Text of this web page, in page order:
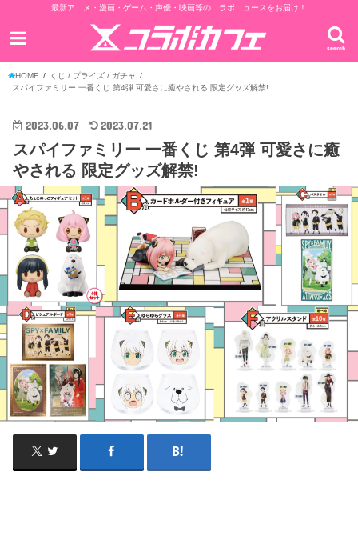
最新アニメ・漫画・ゲーム・声優・映画等のコラボニュースをお届け！
search
HOME
くじ / プライズ / ガチャ
スパイファミリー 一番くじ 第4弾 可愛さに癒やされる 限定グッズ解禁!
2023.06.07 2023.07.21
スパイファミリー 一番くじ 第4弾 可愛さに癒
やされる 限定グッズ解禁!